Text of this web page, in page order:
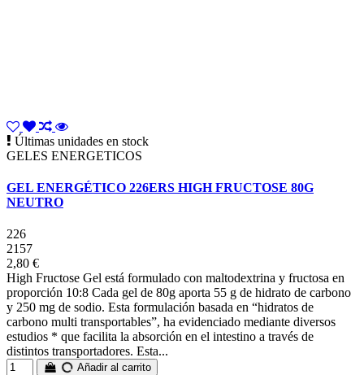
Últimas unidades en stock
GELES ENERGETICOS
GEL ENERGÉTICO 226ERS HIGH FRUCTOSE 80G
NEUTRO
226
2157
2,80 €
High Fructose Gel está formulado con maltodextrina y fructosa en
proporción 10:8 Cada gel de 80g aporta 55 g de hidrato de carbono
y 250 mg de sodio. Esta formulación basada en “hidratos de
carbono multi transportables”, ha evidenciado mediante diversos
estudios * que facilita la absorción en el intestino a través de
distintos transportadores. Esta...
Añadir al carrito